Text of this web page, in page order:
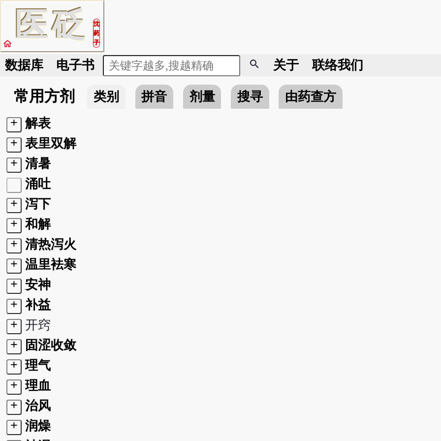
医砭
沈
药
子
home
数据库 电子书 search 关于 联络我们
常用方剂 类别 拼音 剂量 搜寻
由药查方
+ 解表
+ 表里双解
+ 清暑
涌吐
+ 泻下
+ 和解
+ 清热泻火
+ 温里袪寒
+ 安神
+ 补益
+ 开窍
+
固涩收敛
+ 理气
+ 理血
+ 治风
+ 润燥